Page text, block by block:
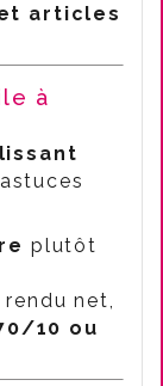
articles
à
plutôt
net,
10 ou